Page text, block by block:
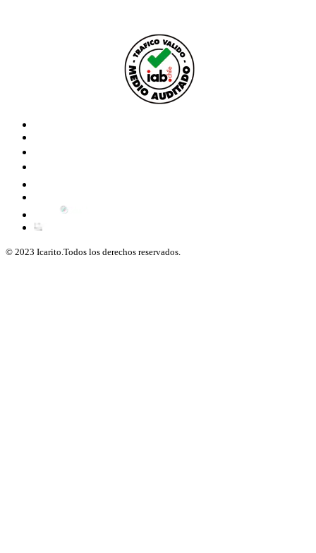
© 2023 Icarito.Todos los derechos reservados.